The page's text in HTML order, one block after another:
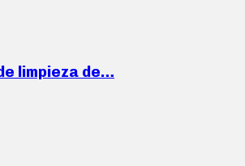
limpieza de…